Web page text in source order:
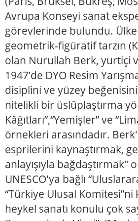
Avrupa Konseyi sanat
görevlerinde bulundu.
geometrik-figüratif tarzın
olan Nurullah Berk, yurtiçi
1947’de DYO Resim
disiplini ve yüzey
nitelikli bir üslûplaştırma
Kâğıtları”,“Yemişler” ve
örnekleri arasındadır.
esprilerini kaynaştırmak,
anlayışıyla
UNESCO'ya bağlı
“Türkiye Ulusal
heykel sanatı konulu çok